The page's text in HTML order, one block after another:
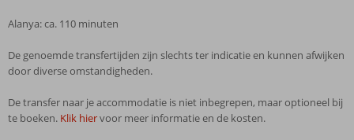
Alanya: ca. 110 minuten
De genoemde transfertijden zijn slechts ter indicatie en kunnen afwijken
door diverse omstandigheden.
De transfer naar je accommodatie is niet inbegrepen, maar optioneel bij
te boeken. Klik hiervoor meer informatie en de kosten.